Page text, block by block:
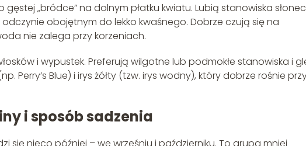
„bródce” na dolnym płatku kwiatu. Lubią stanowiska
obojętnym do lekko kwaśnego. Dobrze czują się na
nie zalega przy korzeniach.
i wypustek. Preferują wilgotne lub podmokłe stanowiska i
Perry’s Blue) i irys żółty (tzw. irys wodny), który dobrze rośnie
i sposób sadzenia
się nieco później – we wrześniu i październiku. To grupa mniej